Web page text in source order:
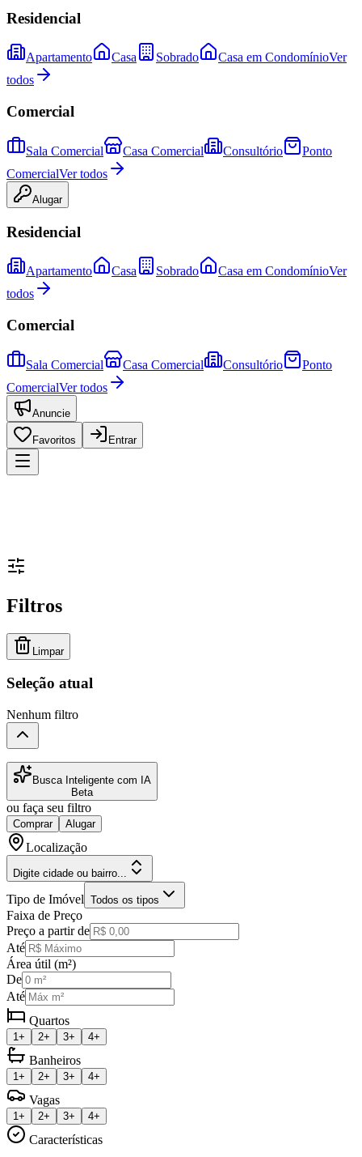
Residencial
Apartamento Casa Sobrado Casa em CondomínioVer
todos
Comercial
Sala Comercial Casa Comercial Consultório
Ponto
ComercialVer todos
Alugar
Residencial
Apartamento Casa Sobrado Casa em CondomínioVer
todos
Comercial
Sala Comercial Casa Comercial Consultório
Ponto
ComercialVer todos
Anuncie
Favoritos Entrar
Filtros
Limpar
Seleção atual
Nenhum filtro
Busca Inteligente com IA
Beta
ou faça seu filtro
Comprar Alugar
Localização
Digite cidade ou bairro...
Tipo de Imóvel Todos os tipos
Faixa de Preço
Preço a partir de
Até
Área útil (m²)
De
Até
Quartos
1+ 2+ 3+ 4+
Banheiros
1+ 2+ 3+ 4+
Vagas
1+ 2+ 3+ 4+
Características